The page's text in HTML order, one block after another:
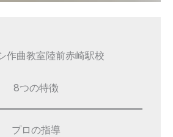
作曲教室陸前赤崎駅校
8つの特徴
プロの指導